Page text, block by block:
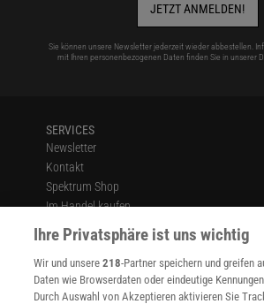
JETZT ANMELDEN!
Sie können unsere Newsletter jederzeit wieder abbestellen.
mit Ihren personenbezogenen Daten finden Sie in unserer
SERVICES
Newsletter
Kontakt
Spektrum Shop
Im Handel kaufen
Presse
Verträge kündigen
Widerruf
INFO
Ihre Privatsphäre ist uns wichtig
Wir und unsere218-Partner speichern und greifen
Daten wie Browserdaten oder eindeutige
Durch Auswahl von Akzeptieren aktivieren Sie